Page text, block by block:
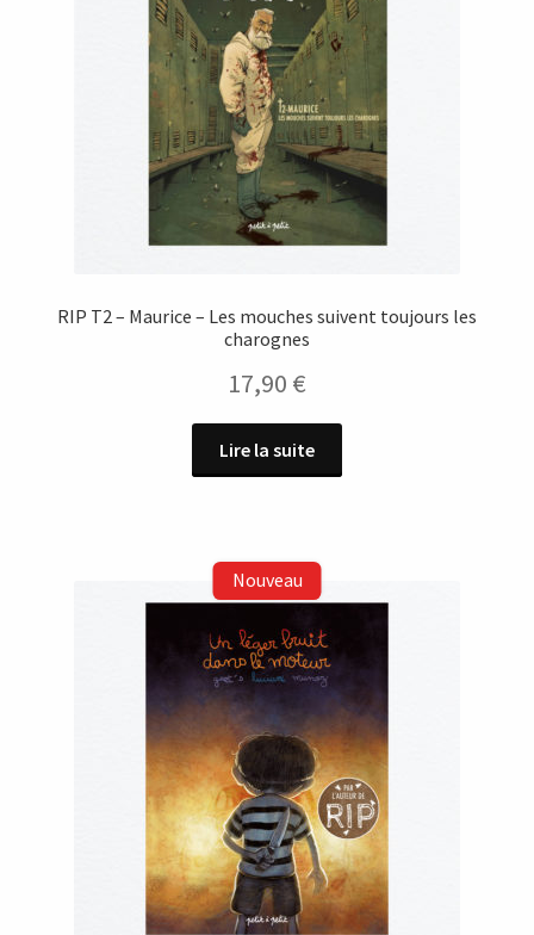
RIP T2 – Maurice – Les mouches suivent toujours les
charognes
17,90 €
Lire la suite